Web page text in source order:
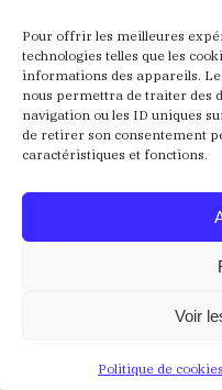
Pour offrir les meilleures
technologies telles que les
informations des appareils.
nous permettra de traiter des
navigation ou les ID uniques
de retirer son consentement
caractéristiques et fonctions.
Voir
Politique de cookies
Places individuelles :
Achetez vos places
CréditsMentions